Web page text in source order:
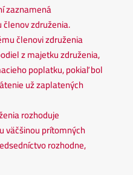
zaznamená
združenia.
členovi združenia
z majetku združenia,
poplatku, pokiaľ bol
už zaplatených
rozhoduje
väčšinou prítomných
rozhodne,